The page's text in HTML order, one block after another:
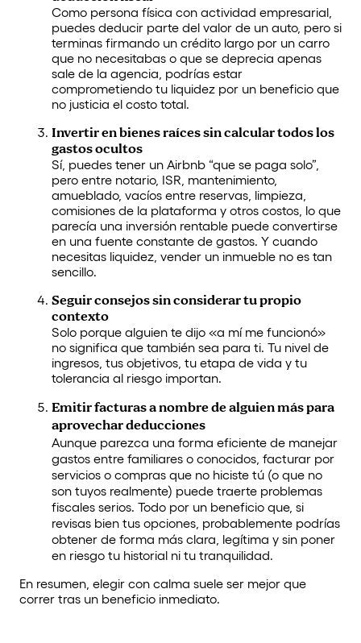
Como persona física con actividad empresarial,
puedes deducir parte del valor de un auto, pero si
terminas firmando un crédito largo por un carro
que no necesitabas o que se deprecia apenas
sale de la agencia, podrías estar
comprometiendo tu liquidez por un beneficio que
no justicia el costo total.
Invertir en bienes raíces sin calcular todos los
gastos ocultos
Sí, puedes tener un Airbnb “que se paga solo”,
pero entre notario, ISR, mantenimiento,
amueblado, vacíos entre reservas, limpieza,
comisiones de la plataforma y otros costos, lo que
parecía una inversión rentable puede convertirse
en una fuente constante de gastos. Y cuando
necesitas liquidez, vender un inmueble no es tan
sencillo.
Seguir consejos sin considerar tu propio
contexto
Solo porque alguien te dijo «a mí me funcionó»
no significa que también sea para ti. Tu nivel de
ingresos, tus objetivos, tu etapa de vida y tu
tolerancia al riesgo importan.
Emitir facturas a nombre de alguien más para
aprovechar deducciones
Aunque parezca una forma eficiente de manejar
gastos entre familiares o conocidos, facturar por
servicios o compras que no hiciste tú (o que no
son tuyos realmente) puede traerte problemas
fiscales serios. Todo por un beneficio que, si
revisas bien tus opciones, probablemente podrías
obtener de forma más clara, legítima y sin poner
en riesgo tu historial ni tu tranquilidad.
En resumen, elegir con calma suele ser mejor que
correr tras un beneficio inmediato.